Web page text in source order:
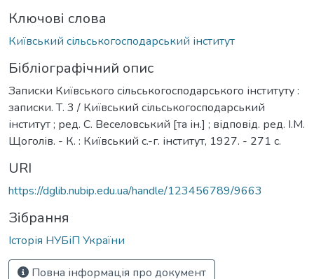
Ключові слова
Київський сільськогосподарський інститут
Бібліографічний опис
Записки Київського сільськогосподарського інституту :
записки. Т. 3 / Київський сільськогосподарський
інститут ; ред. С. Веселовський [та ін.] ; відповід. ред. І.М.
Щоголів. - К. : Київський с.-г. інститут, 1927. - 271 с.
URI
https://dglib.nubip.edu.ua/handle/123456789/9663
Зібрання
Історія НУБіП України
Повна інформація про документ